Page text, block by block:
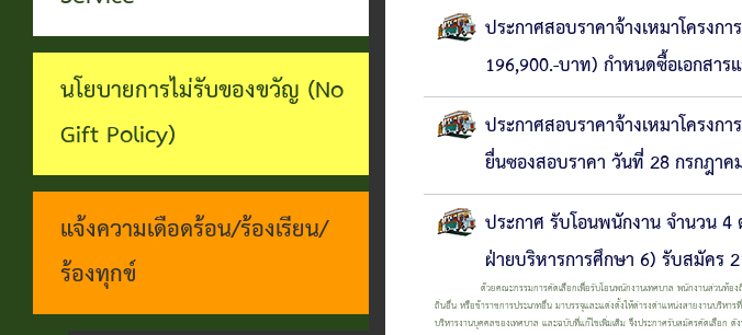
ระบบงาน
บริการ
ประชาชน
(E-
Service)
ผ่าน
เว็บไซต์
บุคคล
นโยบายการไม่รับของขวัญ (No
Gift Policy)
แจ้งความเดือดร้อน/ร้องเรียน/
ร้องทุกข์
ประกาศสอบราคาจ้างเหมาโครง
196,900.-บาท) กำหนดซื้อเอกสา
ประกาศสอบราคาจ้างเหมาโครง
ยื่นซองสอบราคา วันที่ 28 กรกฎา
ประกาศ รับโอนพนักงาน จำนวน
ฝ่ายบริหารการศึกษา 6) รับสมัคร
ด้วยคณะกรรมการคัดเลือกเพื่อรับโอนพนักงานเทศบาล พนักงานส่วนท้องถิ่นอื่น
ถิ่นอื่น หรือข้าราชการประเภทอื่น มาบรรจุและแต่งตั้งให้ดำรงตำแหน่งสายงานบริ
บริหารงานบุคคลของเทศบาล และฉบับที่แก้ไขเพิ่มเติม จึงประกาศรับสมัครคัดเลือก ดั